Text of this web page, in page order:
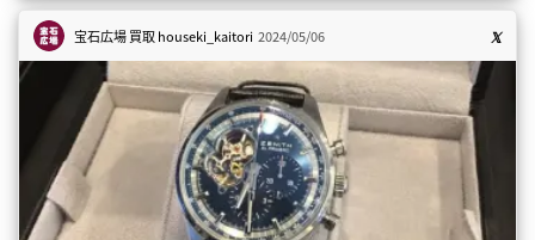
宝石広場 買取houseki_kaitori 2024/05/06